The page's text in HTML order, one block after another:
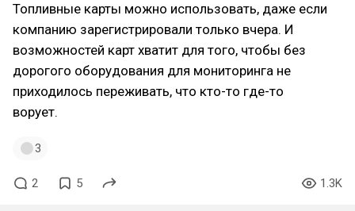
Топливные карты можно использовать, даже если
компанию зарегистрировали только вчера. И
возможностей карт хватит для того, чтобы без
дорогого оборудования для мониторинга не
приходилось переживать, что кто-то где-то
ворует.
3
2 5 1.3K